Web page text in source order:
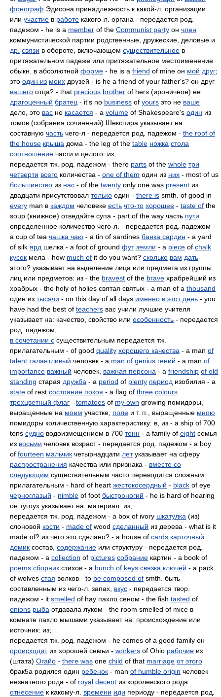
фонограф Эдисона принадлежность к какой-л. организации
или участие в работе какого-л. органа - передается род.
падежом - he is a member of the Communist party он член
коммунистической партии родственные, дружеские, деловые и
др. связи в обороте, включающем существительное в
притяжательном падеже или притяжательное местоименение
обыкн. в абсолютной форме - he is a friend of mine он мой друг;
это один из моих друзей - is he a friend of your father's? он друг
вашего отца? - that precious brother of hers (ироничное) ее
драгоценный братец - it's no business of yours это не ваше
дело, это вас не касается - a volume of Shakespeare's один из
томов (собрания сочинений) Шекспира указывает на:
составную часть чего-л - передается род. падежом - the roof of
the house крыша дома - the leg of the table ножка стола
соотношение части и целого: из;
передается тж. род. падежом - there parts of the whole три
четверти всего количества - one of them один из них - most of us
большинство из нас - of the twenty only one was present из
двадцати присутствовал только один - there is smth. of good in
every man в каждом человеке есть что-то хорошее - taste of the
soup (книжное) отведайте супа - part of the way часть пути
определенное количество чего-л. - передается род. падежом -
a cup of tea чашка чаю - a tin of sardines банка сардин - a yard
of silk ярд шелка - a foot of ground фут земли - a piece of chalk
кусок мела - how much of it do you want? сколько вам дать
этого? указывает на выделение лица или предмета из группы
лиц или предметов: из - the bravest of the brave храбрейший из
храбрых - the holy of holies святая святых - a man of a thousand
один из тысячи - on this day of all days именно в этот день - you
have had the best of teachers вас учили лучшие учителя
указывает на: качество, свойство или особенность - передается
род. падежом;
в сочетании с существительным передается тж.
прилагательным - of good quality хорошего качества - a man of
talent талантливый человек - a man of genius гений - a man of
importance важный человек, важная персона - a friendship of old
standing старая дружба - a period of plenty период изобилия - a
state of rest состояние покоя - a flag of three colours
трехцветный флаг - tomatoes of my own growing помидоры,
выращенные на моем участке, поле и т. п., выращенные мною
помидоры количественную характеристику: в, из - a ship of 700
tons судно водоизмещением в 700 тонн - a family of eight cемья
из восьми человек возраст - передается род. падежом - a boy
of fourteen мальчик четырнадцати летуказывает на сферу
распространения качества или признака - вместе со
следующим существительным часто переводится сложным
прилагательным - hard of heart жестокосердный - black of eye
черноглазый - nimble of foot быстроногий - he is hard of hearing
он тугоух указывает на: материал: из;
передается тж. род. падежом - a box of ivory шкатулка (из)
слоновой кости - made of wood сделанный из дерева - what is it
made of? из чего это сделано? - a house of cards карточный
домик состав, содержание или структуру - передается род.
падежом - a collection of pictures собрание картин - a book of
poems сборник стихов - a bunch of keys связка ключей - a pack
of wolves стая волков - to be composed of smth. быть
составленным из чего-л. запах, вкус - передается твор.
падежом - it smelled of hay пахло сеном - the fish tasted of
onions рыба отдавала луком - the room smelled of mice в
комнате пахло мышами указывает на: происхождение или
источник: из;
передается тж. род. падежом - he comes of a good family он
происходитих хорошей семьи - workers of Ohio рабочие из
(штата) Огайо - there was one child of that marriage от этого
брак5а родился один ребенок - man of humble origin человек
незнатного рода - of royal decent из королевского рода
отнесение к какому-л. времени иди периоду - передается род.